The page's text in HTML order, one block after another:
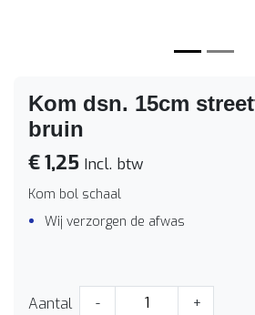
Kom dsn. 15cm
bruin
€ 1,25 Incl. btw
Kom bol schaal
Wij verzorgen de afwas
Aantal - +